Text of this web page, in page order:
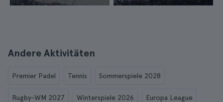
Andere Aktivitäten
Premier Padel Tennis Sommerspiele 2028
Rugby-WM 2027 Winterspiele 2026 Europa League